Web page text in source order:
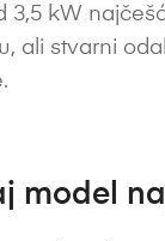
3,5 kW
ali stvarni
model